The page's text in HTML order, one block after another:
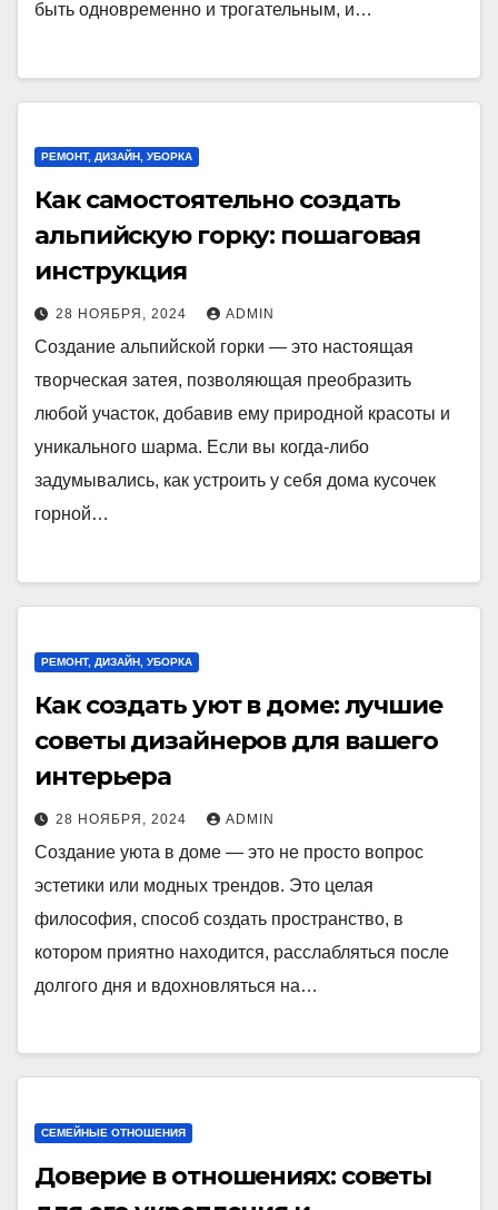
быть одновременно и трогательным, и…
РЕМОНТ, ДИЗАЙН, УБОРКА
Как самостоятельно создать
альпийскую горку: пошаговая
инструкция
28 НОЯБРЯ, 2024 ADMIN
Создание альпийской горки — это настоящая
творческая затея, позволяющая преобразить
любой участок, добавив ему природной красоты и
уникального шарма. Если вы когда-либо
задумывались, как устроить у себя дома кусочек
горной…
РЕМОНТ, ДИЗАЙН, УБОРКА
Как создать уют в доме: лучшие
советы дизайнеров для вашего
интерьера
28 НОЯБРЯ, 2024 ADMIN
Создание уюта в доме — это не просто вопрос
эстетики или модных трендов. Это целая
философия, способ создать пространство, в
котором приятно находится, расслабляться после
долгого дня и вдохновляться на…
СЕМЕЙНЫЕ ОТНОШЕНИЯ
Доверие в отношениях: советы